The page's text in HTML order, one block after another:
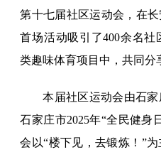
第十七届社区运动会，在长
首场活动吸引了400余名
类趣味体育项目中，共同分
本届社区运动会由石
石家庄市2025年“全民健身
会以“楼下见，去锻炼！”